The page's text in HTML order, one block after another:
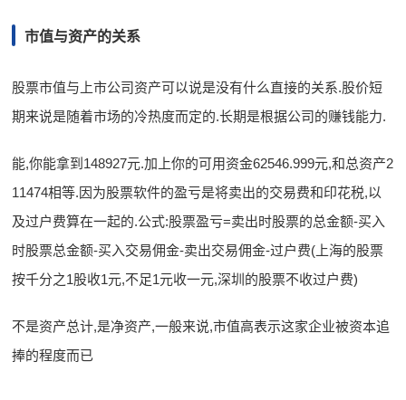
市值与资产的关系
股票市值与上市公司资产可以说是没有什么直接的关系.股价短
期来说是随着市场的冷热度而定的.长期是根据公司的赚钱能力.
能,你能拿到148927元.加上你的可用资金62546.999元,和总资产2
11474相等.因为股票软件的盈亏是将卖出的交易费和印花税,以
及过户费算在一起的.公式:股票盈亏=卖出时股票的总金额-买入
时股票总金额-买入交易佣金-卖出交易佣金-过户费(上海的股票
按千分之1股收1元,不足1元收一元,深圳的股票不收过户费)
不是资产总计,是净资产,一般来说,市值高表示这家企业被资本追
捧的程度而已